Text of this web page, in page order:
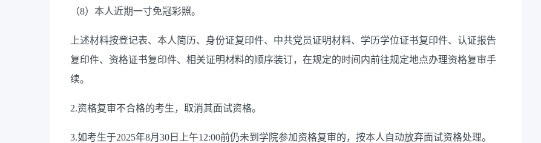
（8）本人近期一寸免冠彩照。
上述材料按登记表、本人简历、身份证复印件、中共党员证明材料、学历学位证书复印件、认证报告
复印件、资格证书复印件、相关证明材料的顺序装订，在规定的时间内前往规定地点办理资格复审手
续。
2.资格复审不合格的考生，取消其面试资格。
3.如考生于2025年8月30 日上午12:00前仍未到学院参加资格复审的，按本人自动放弃面试资格处理。